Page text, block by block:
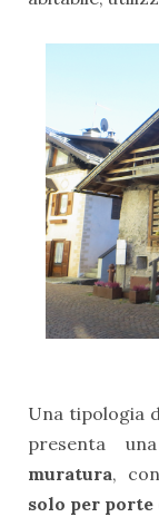
Una tipologia
presenta una
muratura,
solo per porte